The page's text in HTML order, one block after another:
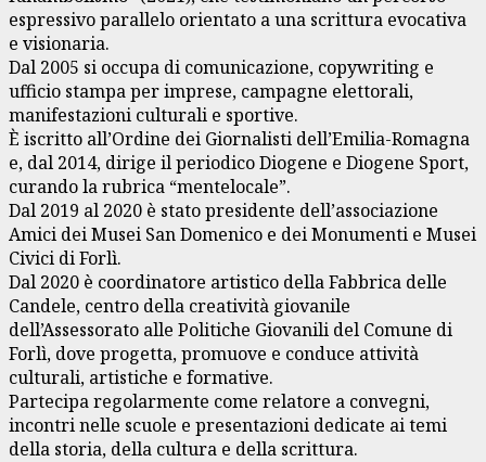
espressivo parallelo orientato a una scrittura evocativa
e visionaria.
Dal 2005 si occupa di comunicazione, copywriting e
ufficio stampa per imprese, campagne elettorali,
manifestazioni culturali e sportive.
È iscritto all’Ordine dei Giornalisti dell’Emilia-Romagna
e, dal 2014, dirige il periodico Diogene e Diogene Sport,
curando la rubrica “mentelocale”.
Dal 2019 al 2020 è stato presidente dell’associazione
Amici dei Musei San Domenico e dei Monumenti e Musei
Civici di Forlì.
Dal 2020 è coordinatore artistico della Fabbrica delle
Candele, centro della creatività giovanile
dell’Assessorato alle Politiche Giovanili del Comune di
Forlì, dove progetta, promuove e conduce attività
culturali, artistiche e formative.
Partecipa regolarmente come relatore a convegni,
incontri nelle scuole e presentazioni dedicate ai temi
della storia, della cultura e della scrittura.